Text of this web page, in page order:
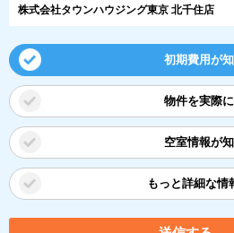
株式会社タウンハウジング東京 北千住店
初期費用が
物件を実際
空室情報が
もっと詳細な情